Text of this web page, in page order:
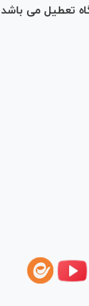
تعطیل می باشد